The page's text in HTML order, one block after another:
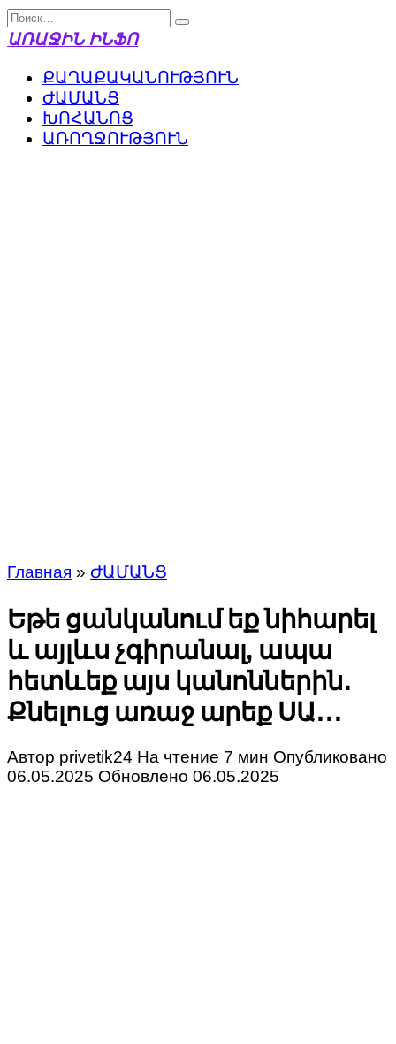
Перейти
к
Search
for:
ԱՌԱՋԻՆ ԻՆՖՈ
ՔԱՂԱՔԱԿԱՆՈՒԹՅՈՒՆ
ԺԱՄԱՆՑ
ԽՈՀԱՆՈՑ
ԱՌՈՂՋՈՒԹՅՈՒՆ
Главная » ԺԱՄԱՆՑ
Եթե ցանկանում եք նիհարել
և այլևս չգիրանալ, ապա
հետևեք այս կանոններին․
Քնելուց առաջ արեք ՍԱ․․․
Автор privetik24 На чтение 7 мин Опубликовано
06.05.2025 Обновлено 06.05.2025